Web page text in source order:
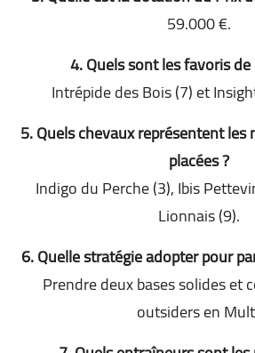
59.000 €.
4. Quels sont les favoris
Intrépide des Bois (7) et
5. Quels chevaux représentent les
placées ?
Indigo du Perche (3), Ibis
Lionnais (9).
6. Quelle stratégie adopter pour
Prendre deux bases solides et
outsiders en